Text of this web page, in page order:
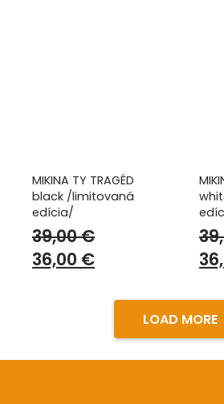
MIKINA TY TRAGÉD
black /limitovaná
edícia/
39,00€
Original
36,00 €Current
36,00 €.LOAD MORE